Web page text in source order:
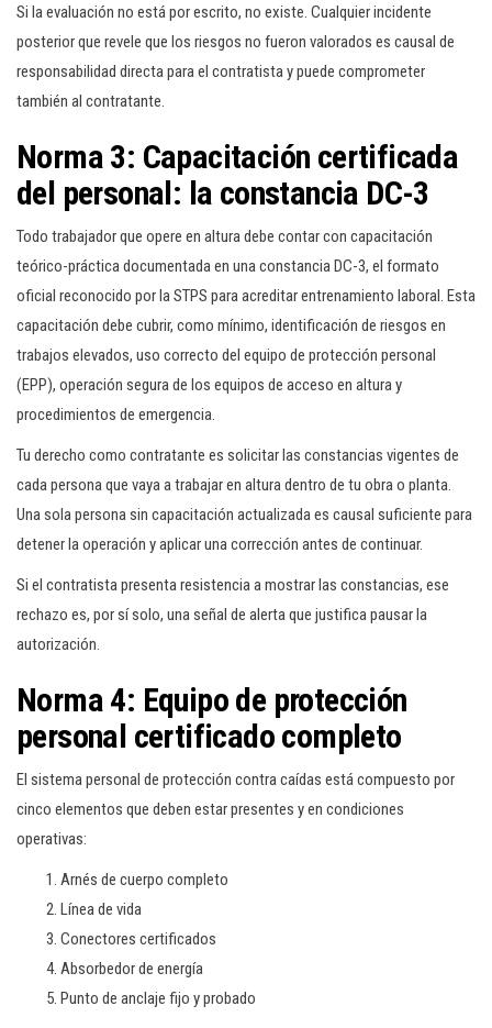
Si la evaluación no está por escrito, no existe. Cualquier incidente
posterior que revele que los riesgos no fueron valorados es causal de
responsabilidad directa para el contratista y puede comprometer
también al contratante.
Norma 3: Capacitación certificada
del personal: la constancia DC-3
Todo trabajador que opere en altura debe contar con capacitación
teórico-práctica documentada en una constancia DC-3, el formato
oficial reconocido por la STPS para acreditar entrenamiento laboral. Esta
capacitación debe cubrir, como mínimo, identificación de riesgos en
trabajos elevados, uso correcto del equipo de protección personal
(EPP), operación segura de los equipos de acceso en altura y
procedimientos de emergencia.
Tu derecho como contratante es solicitar las constancias vigentes de
cada persona que vaya a trabajar en altura dentro de tu obra o planta.
Una sola persona sin capacitación actualizada es causal suficiente para
detener la operación y aplicar una corrección antes de continuar.
Si el contratista presenta resistencia a mostrar las constancias, ese
rechazo es, por sí solo, una señal de alerta que justifica pausar la
autorización.
Norma 4: Equipo de protección
personal certificado completo
El sistema personal de protección contra caídas está compuesto por
cinco elementos que deben estar presentes y en condiciones
operativas:
Arnés de cuerpo completo
Línea de vida
Conectores certificados
Absorbedor de energía
Punto de anclaje fijo y probado